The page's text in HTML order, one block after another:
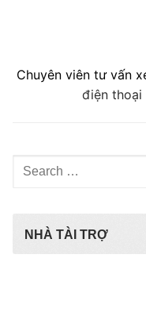
Chuyên viên tư vấn
điện thoại
Tìm
kiếm
NHÀ TÀI TRỢ